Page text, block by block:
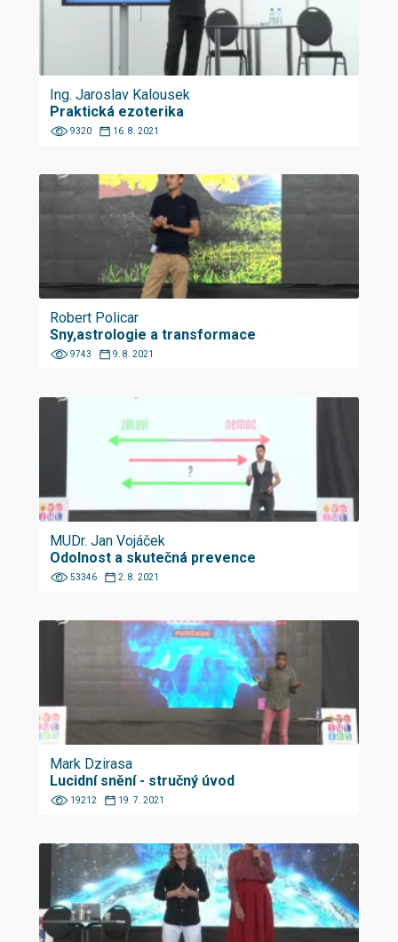
Ing. Jaroslav Kalousek
Praktická ezoterika
9320 16. 8. 2021
Robert Policar
Sny,astrologie a transformace
9743 9. 8. 2021
MUDr. Jan Vojáček
Odolnost a skutečná prevence
53346 2. 8. 2021
Mark Dzirasa
Lucidní snění - stručný úvod
19212 19. 7. 2021